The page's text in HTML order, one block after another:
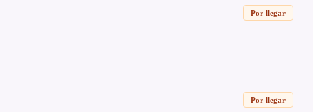
Por llegar
Por llegar